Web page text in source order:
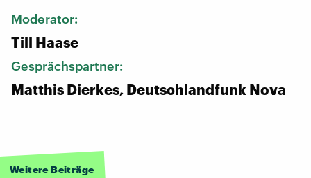
Moderator:
Till Haase
Gesprächspartner:
Matthis Dierkes, Deutschlandfunk Nova
Weitere Beiträge